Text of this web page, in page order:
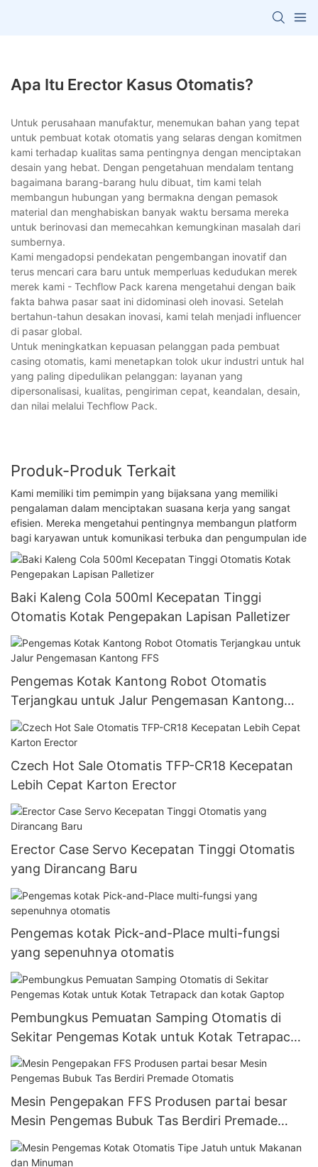
Apa Itu Erector Kasus Otomatis?
Untuk perusahaan manufaktur, menemukan bahan yang tepat
untuk pembuat kotak otomatis yang selaras dengan komitmen
kami terhadap kualitas sama pentingnya dengan menciptakan
desain yang hebat. Dengan pengetahuan mendalam tentang
bagaimana barang-barang hulu dibuat, tim kami telah
membangun hubungan yang bermakna dengan pemasok
material dan menghabiskan banyak waktu bersama mereka
untuk berinovasi dan memecahkan kemungkinan masalah dari
sumbernya.
Kami mengadopsi pendekatan pengembangan inovatif dan
terus mencari cara baru untuk memperluas kedudukan merek
merek kami - Techflow Pack karena mengetahui dengan baik
fakta bahwa pasar saat ini didominasi oleh inovasi. Setelah
bertahun-tahun desakan inovasi, kami telah menjadi influencer
di pasar global.
Untuk meningkatkan kepuasan pelanggan pada pembuat
casing otomatis, kami menetapkan tolok ukur industri untuk hal
yang paling dipedulikan pelanggan: layanan yang
dipersonalisasi, kualitas, pengiriman cepat, keandalan, desain,
dan nilai melalui Techflow Pack.
Produk-Produk Terkait
Kami memiliki tim pemimpin yang bijaksana yang memiliki
pengalaman dalam menciptakan suasana kerja yang sangat
efisien. Mereka mengetahui pentingnya membangun platform
bagi karyawan untuk komunikasi terbuka dan pengumpulan ide
Baki Kaleng Cola 500ml Kecepatan Tinggi
Otomatis Kotak Pengepakan Lapisan Palletizer
Pengemas Kotak Kantong Robot Otomatis
Terjangkau untuk Jalur Pengemasan Kantong
FFS
Czech Hot Sale Otomatis TFP-CR18 Kecepatan
Lebih Cepat Karton Erector
Erector Case Servo Kecepatan Tinggi Otomatis
yang Dirancang Baru
Pengemas kotak Pick-and-Place multi-fungsi
yang sepenuhnya otomatis
Pembungkus Pemuatan Samping Otomatis di
Sekitar Pengemas Kotak untuk Kotak Tetrapack
dan kotak Gaptop
Mesin Pengepakan FFS Produsen partai besar
Mesin Pengemas Bubuk Tas Berdiri Premade
Otomatis